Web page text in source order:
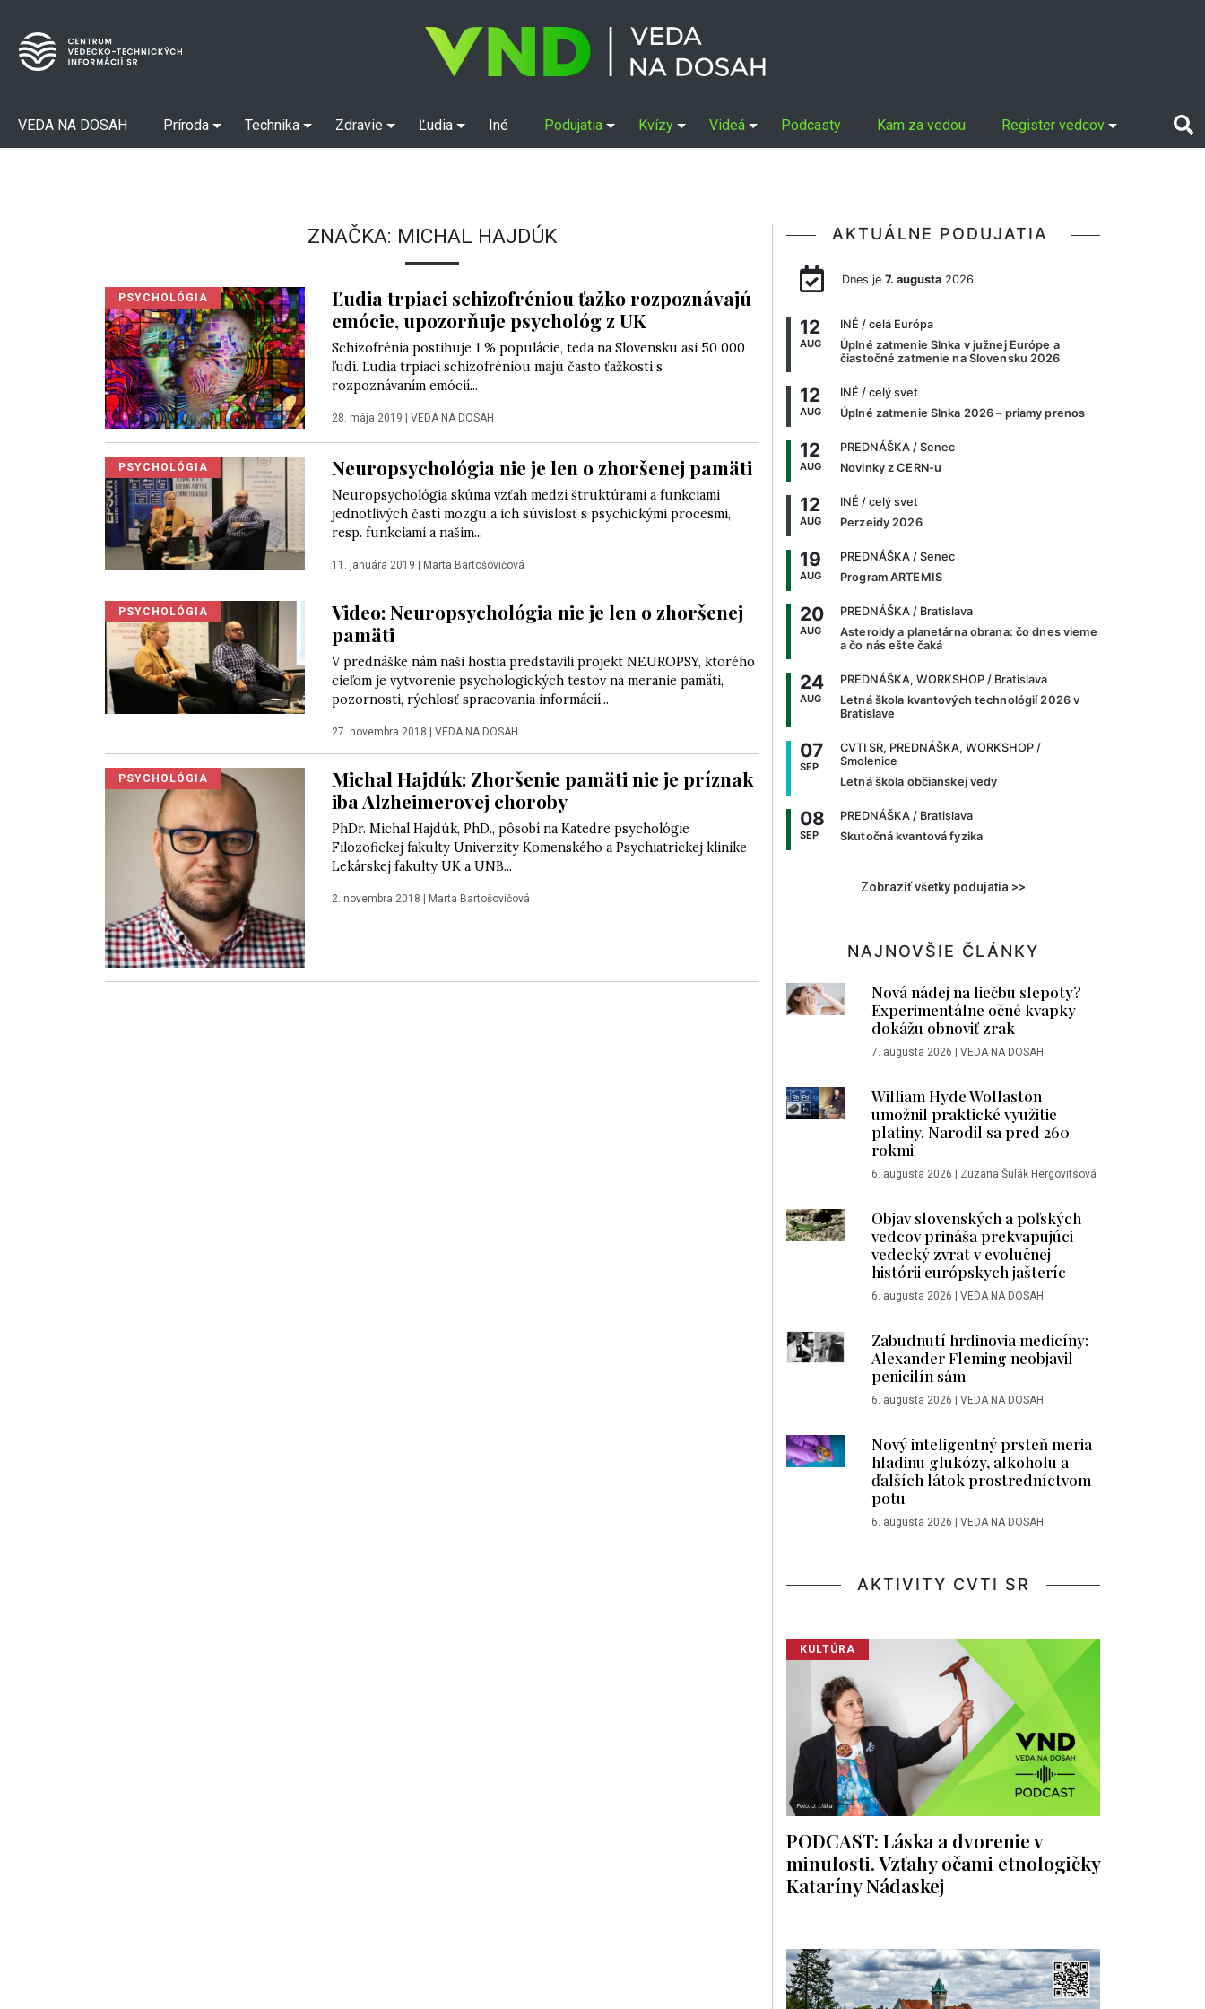
VEDA NA DOSAH Príroda Technika Zdravie Ľudia Iné Podujatia Kvízy Videá Podcasty Kam za vedou Register vedcov
ZNAČKA: MICHAL HAJDÚK
PSYCHOLÓGIA
Ľudia trpiaci schizofréniou ťažko rozpoznávajú
emócie, upozorňuje psychológ z UK
Schizofrénia postihuje 1 % populácie, teda na Slovensku asi 50 000
ľudí. Ľudia trpiaci schizofréniou majú často ťažkosti s
rozpoznávaním emócií...
28. mája 2019 VEDA NA DOSAH
PSYCHOLÓGIA Neuropsychológia nie je len o zhoršenej pamäti
Neuropsychológia skúma vzťah medzi štruktúrami a funkciami
jednotlivých častí mozgu a ich súvislosť s psychickými procesmi,
resp. funkciami a našim...
11. januára 2019 Marta Bartošovičová
PSYCHOLÓGIA
Video: Neuropsychológia nie je len o zhoršenej
pamäti
V prednáške nám naši hostia predstavili projekt NEUROPSY, ktorého
cieľom je vytvorenie psychologických testov na meranie pamäti,
pozornosti, rýchlosť spracovania informácií...
27. novembra 2018 VEDA NA DOSAH
PSYCHOLÓGIA
Michal Hajdúk: Zhoršenie pamäti nie je príznak
iba Alzheimerovej choroby
PhDr. Michal Hajdúk, PhD., pôsobí na Katedre psychológie
Filozofickej fakulty Univerzity Komenského a Psychiatrickej klinike
Lekárskej fakulty UK a UNB...
2. novembra 2018 Marta Bartošovičová
AKTUÁLNE PODUJATIA
Dnes je 7. augusta2026
12
AUG
INÉ / celá Európa
Úplné zatmenie Slnka v južnej Európe a
čiastočné zatmenie na Slovensku 2026
12
AUG
INÉ / celý svet
Úplné zatmenie Slnka 2026 – priamy prenos
12
AUG
PREDNÁŠKA / Senec
Novinky z CERN-u
12
AUG
INÉ / celý svet
Perzeidy 2026
19
AUG
PREDNÁŠKA / Senec
Program ARTEMIS
20
AUG
PREDNÁŠKA / Bratislava
Asteroidy a planetárna obrana: čo dnes vieme
a čo nás ešte čaká
24
AUG
PREDNÁŠKA, WORKSHOP / Bratislava
Letná škola kvantových technológií 2026 v
Bratislave
07
SEP
CVTI SR, PREDNÁŠKA, WORKSHOP /
Smolenice
Letná škola občianskej vedy
08
SEP
PREDNÁŠKA / Bratislava
Skutočná kvantová fyzika
Zobraziť všetky podujatia >>
NAJNOVŠIE ČLÁNKY
Nová nádej na liečbu slepoty?
Experimentálne očné kvapky
dokážu obnoviť zrak
7. augusta 2026 | VEDA NA DOSAH
William Hyde Wollaston
umožnil praktické využitie
platiny. Narodil sa pred 260
rokmi
6. augusta 2026 | Zuzana Šulák Hergovitsová
Objav slovenských a poľských
vedcov prináša prekvapujúci
vedecký zvrat v evolučnej
histórii európskych jašteríc
6. augusta 2026 | VEDA NA DOSAH
Zabudnutí hrdinovia medicíny:
Alexander Fleming neobjavil
penicilín sám
6. augusta 2026 | VEDA NA DOSAH
Nový inteligentný prsteň meria
hladinu glukózy, alkoholu a
ďalších látok prostredníctvom
potu
6. augusta 2026 | VEDA NA DOSAH
AKTIVITY CVTI SR
KULTÚRA
PODCAST: Láska a dvorenie v
minulosti. Vzťahy očami etnologičky
Kataríny Nádaskej